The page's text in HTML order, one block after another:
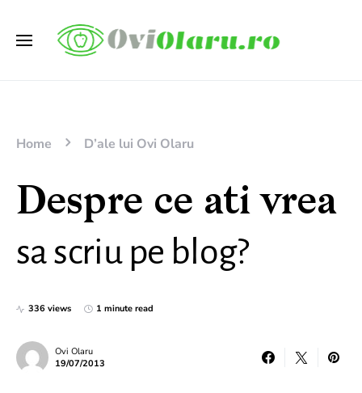
Home D’ale lui Ovi Olaru
Despre ce ati vrea
sa scriu pe blog?
336 views 1 minute read
Ovi Olaru
19/07/2013